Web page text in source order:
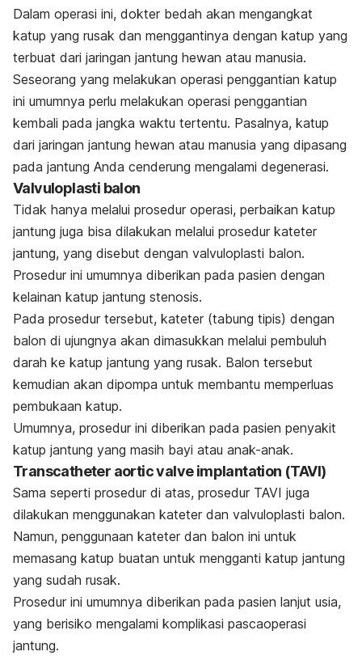
Dalam operasi ini, dokter bedah akan mengangkat
katup yang rusak dan menggantinya dengan katup yang
terbuat dari jaringan jantung hewan atau manusia.
Seseorang yang melakukan operasi penggantian katup
ini umumnya perlu melakukan operasi penggantian
kembali pada jangka waktu tertentu. Pasalnya, katup
dari jaringan jantung hewan atau manusia yang dipasang
pada jantung Anda cenderung mengalami degenerasi.
Valvuloplasti balon
Tidak hanya melalui prosedur operasi, perbaikan katup
jantung juga bisa dilakukan melalui prosedur kateter
jantung, yang disebut dengan valvuloplasti balon.
Prosedur ini umumnya diberikan pada pasien dengan
kelainan katup jantung stenosis.
Pada prosedur tersebut, kateter (tabung tipis) dengan
balon di ujungnya akan dimasukkan melalui pembuluh
darah ke katup jantung yang rusak. Balon tersebut
kemudian akan dipompa untuk membantu memperluas
pembukaan katup.
Umumnya, prosedur ini diberikan pada pasien penyakit
katup jantung yang masih bayi atau anak-anak.
Transcatheter aortic valve implantation (TAVI)
Sama seperti prosedur di atas, prosedur TAVI juga
dilakukan menggunakan kateter dan valvuloplasti balon.
Namun, penggunaan kateter dan balon ini untuk
memasang katup buatan untuk mengganti katup jantung
yang sudah rusak.
Prosedur ini umumnya diberikan pada pasien lanjut usia,
yang berisiko mengalami komplikasi pascaoperasi
jantung.